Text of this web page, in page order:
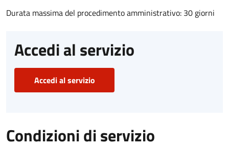
Durata massima del procedimento amministrativo: 30 giorni
Accedi al servizio
Accedi al servizio
Condizioni di servizio